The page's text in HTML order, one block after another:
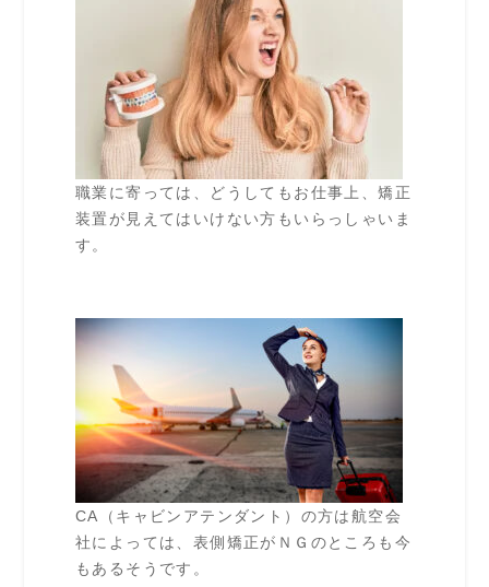
職業に寄っては、どうしてもお仕事上、矯正
装置が見えてはいけない方もいらっしゃいま
す。
CA（キャビンアテンダント）の方は航空会
社によっては、表側矯正がＮＧのところも今
もあるそうです。